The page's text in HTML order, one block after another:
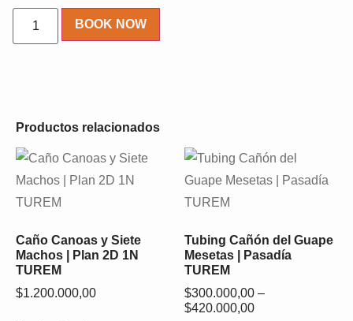
BOOK NOW
Productos relacionados
Caño Canoas y Siete
Machos | Plan 2D 1N
TUREM
$1.200.000,00
Tubing Cañón del Guape
Mesetas | Pasadía
TUREM
$300.000,00 –
$420.000,00